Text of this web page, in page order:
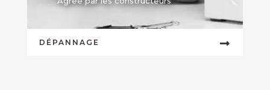
DÉPANNAGE